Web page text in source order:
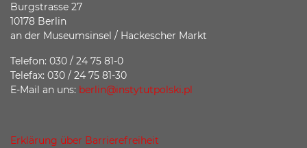
Burgstrasse 27
10178 Berlin
an der Museumsinsel / Hackescher Markt
Telefon: 030 / 24 75 81-0
Telefax: 030 / 24 75 81-30
E-Mail an uns: berlin@instytutpolski.pl
Erklärung über Barrierefreiheit